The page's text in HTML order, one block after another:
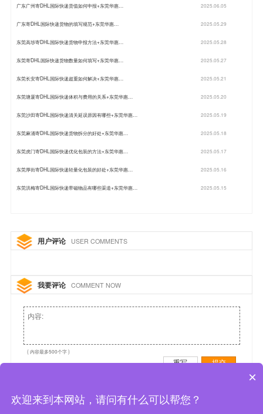
广东广州寄DHL国际快递货值如何申报+东莞华惠… 2025.06.05
广东寄DHL国际快递货物的填写规范+东莞华惠… 2025.05.29
东莞高埗寄DHL国际快递货物申报方法+东莞华惠… 2025.05.28
东莞寄DHL国际快递货物数量如何填写+东莞华惠… 2025.05.27
东莞长安寄DHL国际快递超重如何解决+东莞华惠… 2025.05.21
东莞塘厦寄DHL国际快递体积与费用的关系+东莞华惠… 2025.05.20
东莞沙田寄DHL国际快递清关延误原因有哪些+东莞华惠… 2025.05.19
东莞麻涌寄DHL国际快递货物拆分的好处+东莞华惠… 2025.05.18
东莞虎门寄DHL国际快递优化包装的方法+东莞华惠… 2025.05.17
东莞厚街寄DHL国际快递轻量化包装的好处+东莞华惠… 2025.05.16
东莞洪梅寄DHL国际快递带磁物品有哪些渠道+东莞华惠… 2025.05.15
用户评论 USER COMMENTS
我要评论 COMMENT NOW
( 内容最多500个字 )
重写 提交
×
欢迎来到本网站，请问有什么可以帮您？